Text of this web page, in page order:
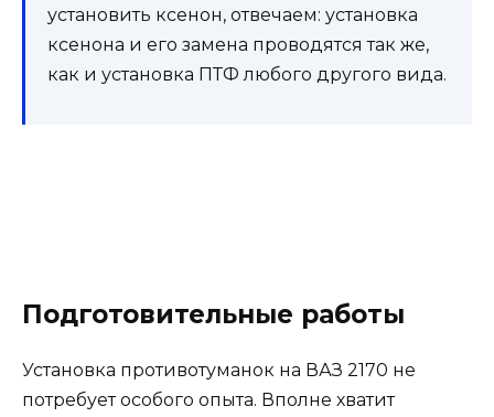
установить ксенон, отвечаем: установка
ксенона и его замена проводятся так же,
как и установка ПТФ любого другого вида.
Подготовительные работы
Установка противотуманок на ВАЗ 2170 не
потребует особого опыта. Вполне хватит